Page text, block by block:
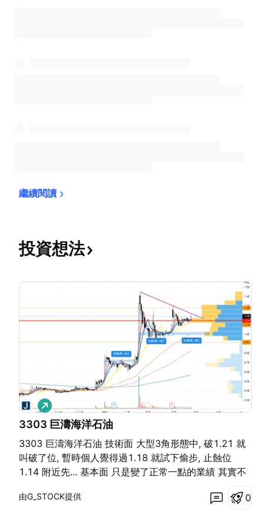
繼續閱讀
投資想法
3303 巨濤海洋石油
3303 巨濤海洋石油 技術面 大型3角形態中, 破1.21 就
叫破了位, 暫時個人覺得過1.18 就試下偷步, 止蝕位
1.14 附近先... 基本面 只是變了正常一點的業績 其實不
18.6%%息)... 營業額36.47億元人民幣(下同)，按年升
看
多
由G_STOCK提供 0